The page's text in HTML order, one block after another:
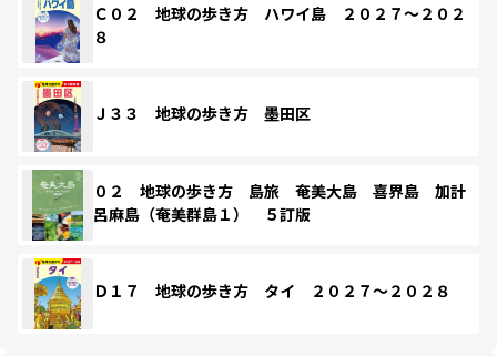
Ｃ０２ 地球の歩き方 ハワイ島 ２０２７～２０２
８
Ｊ３３ 地球の歩き方 墨田区
０２ 地球の歩き方 島旅 奄美大島 喜界島 加計
呂麻島（奄美群島１） ５訂版
Ｄ１７ 地球の歩き方 タイ ２０２７～２０２８